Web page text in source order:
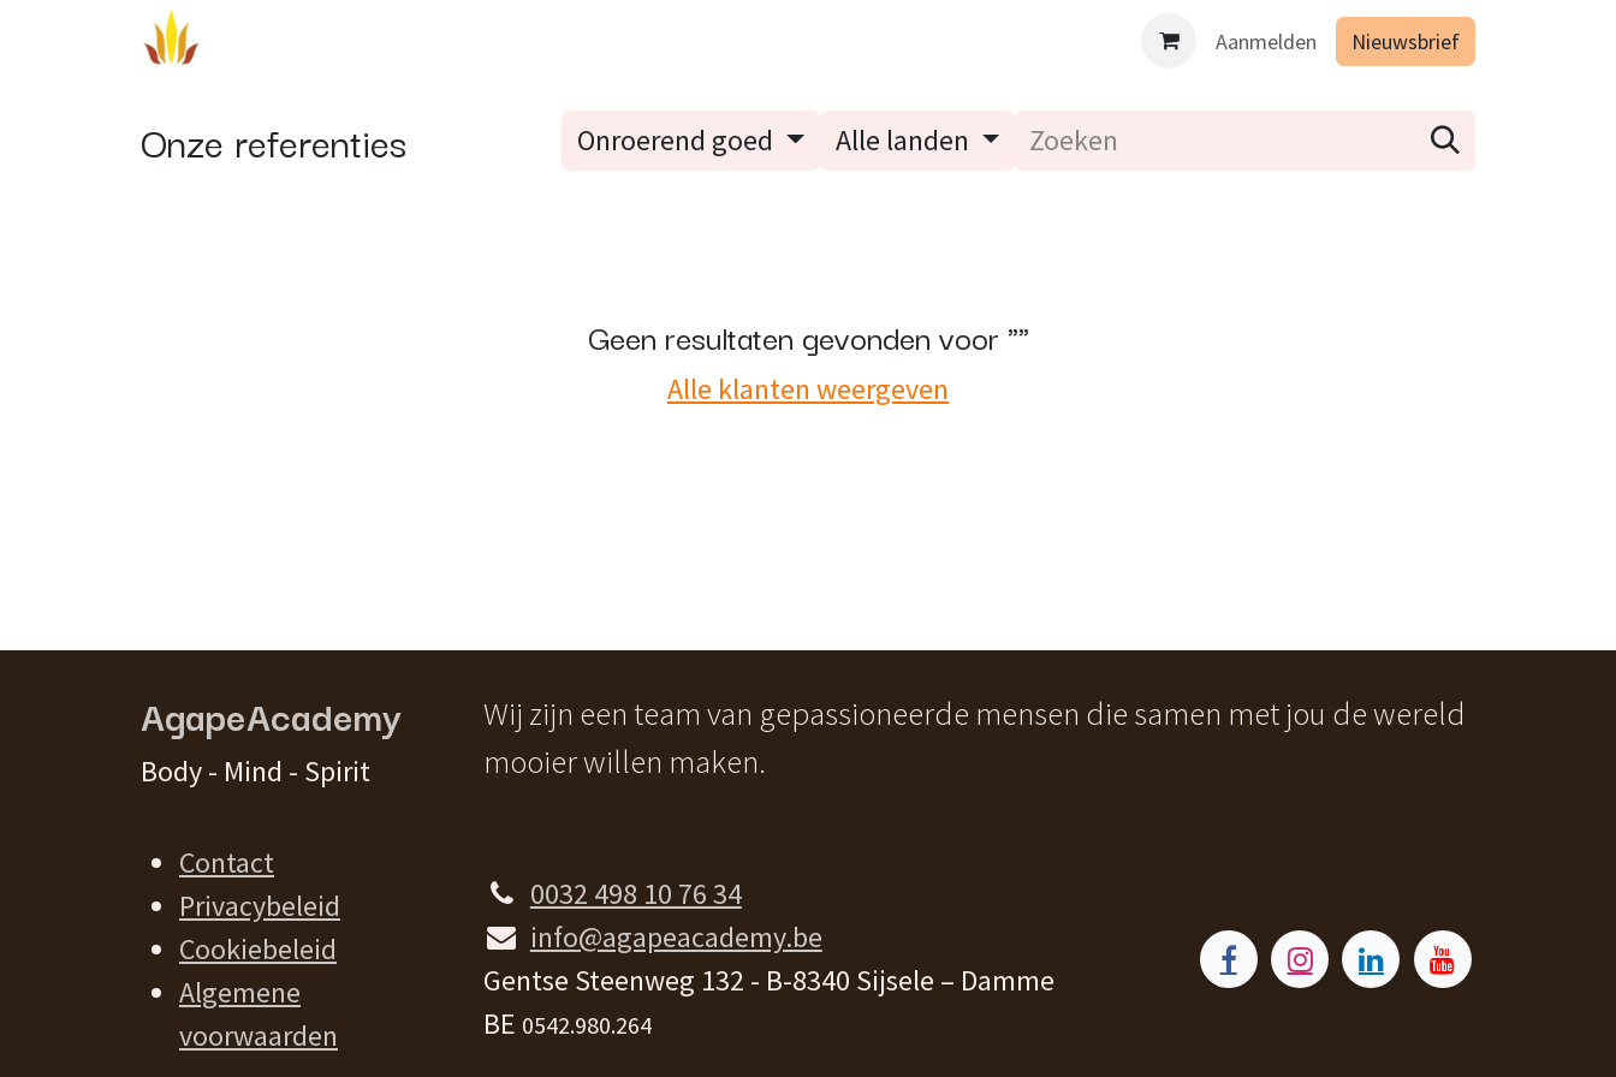
Overslaan naar inhoud
Specialisaties binnen de opleiding Geïntegreerd lichaamsgericht
Aanmelden Nieuwsbrief
Onze referenties Onroerend goed Alle landen
Geen resultaten gevonden voor ""
Alle klanten weergeven
AgapeAcademy
Body - Mind - Spirit
Wij zijn een team van gepassioneerde mensen die samen met jou de wereld
mooier willen maken.
Contact
Privacybeleid
Cookiebeleid
Algemene
voorwaarden
0032 498 10 76 34
info@agapeacademy.be
Gentse Steenweg 132 - B-8340 Sijsele – Damme
BE 0542.980.264